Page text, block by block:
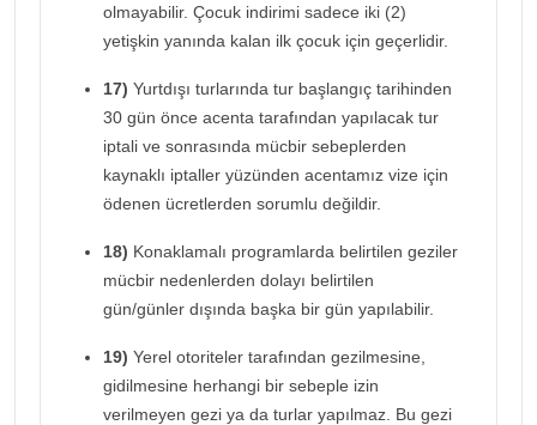
olmayabilir. Çocuk indirimi sadece iki (2)
yetişkin yanında kalan ilk çocuk için geçerlidir.
17) Yurtdışı turlarında tur başlangıç tarihinden
30 gün önce acenta tarafından yapılacak tur
iptali ve sonrasında mücbir sebeplerden
kaynaklı iptaller yüzünden acentamız vize için
ödenen ücretlerden sorumlu değildir.
18) Konaklamalı programlarda belirtilen geziler
mücbir nedenlerden dolayı belirtilen
gün/günler dışında başka bir gün yapılabilir.
19) Yerel otoriteler tarafından gezilmesine,
gidilmesine herhangi bir sebeple izin
verilmeyen gezi ya da turlar yapılmaz. Bu gezi